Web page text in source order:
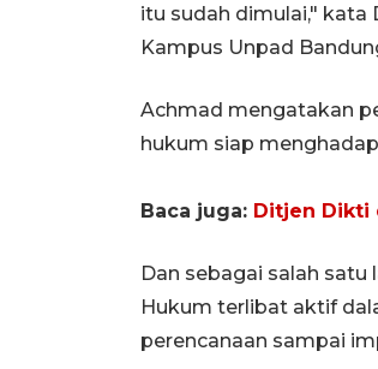
itu sudah dimulai," kata
Kampus Unpad
Achmad mengatakan
hukum siap
Baca juga: Ditjen Dikti
Dan sebagai salah
Hukum terlibat aktif
perencanaan sampai